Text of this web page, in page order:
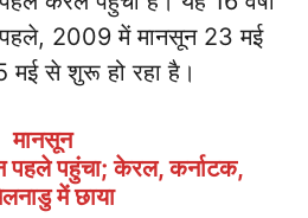
2009 में मानसून 23 मई
मई से शुरू हो रहा है।
मानसून
पहले पहुंचा; केरल, कर्नाटक,
में छाया